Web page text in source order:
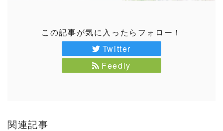
この記事が気に入ったらフォロー！
Twitter
Feedly
関連記事